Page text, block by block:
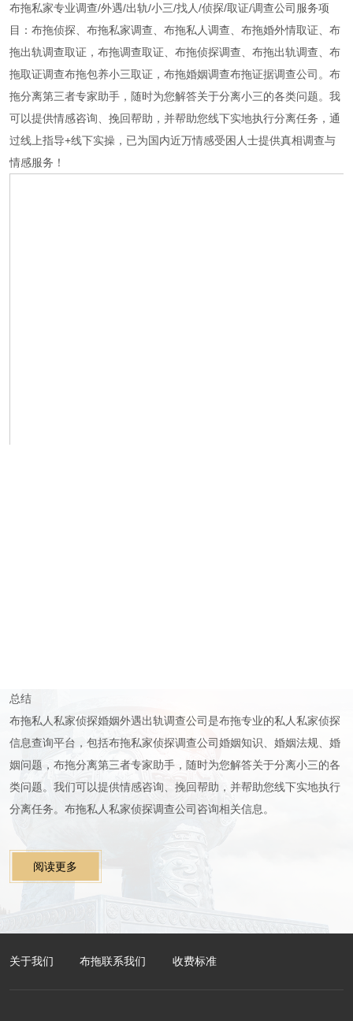
布拖私家专业调查/外遇/出轨/小三/找人/侦探/取证/调查公司服务项
目： 布拖侦探、 布拖私家调查、 布拖私人调查、 布拖婚外情取证、 布
拖出轨调查取证， 布拖调查取证、 布拖侦探调查、 布拖出轨调查、 布
拖取证调查布拖包养小三取证， 布拖婚姻调查布拖证据调查公司。 布
拖分离第三者专家助手，随时为您解答关于分离小三的各类问题。我
可以提供情感咨询、挽回帮助，并帮助您线下实地执行分离任务，通
过线上指导+线下实操，已为国内近万情感受困人士提供真相调查与
情感服务！
总结
布拖私人私家侦探婚姻外遇出轨调查公司是布拖专业的私人私家侦探
信息查询平台，包括布拖私家侦探调查公司婚姻知识、婚姻法规、婚
姻问题， 布拖分离第三者专家助手，随时为您解答关于分离小三的各
类问题。我们可以提供情感咨询、挽回帮助，并帮助您线下实地执行
分离任务。 布拖私人私家侦探调查公司咨询相关信息。
阅读更多
关于我们 布拖联系我们 收费标准